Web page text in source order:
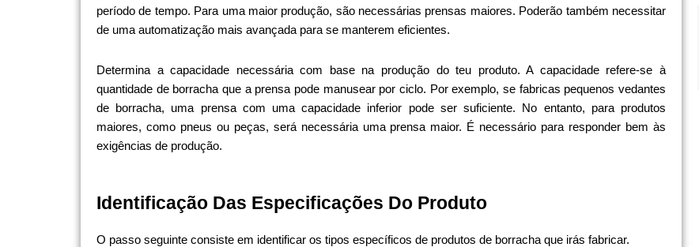
período de tempo. Para uma maior produção, são necessárias prensas maiores. Poderão também necessitar
de uma automatização mais avançada para se manterem eficientes.
Determina a capacidade necessária com base na produção do teu produto. A capacidade refere-se à
quantidade de borracha que a prensa pode manusear por ciclo. Por exemplo, se fabricas pequenos vedantes
de borracha, uma prensa com uma capacidade inferior pode ser suficiente. No entanto, para produtos
maiores, como pneus ou peças, será necessária uma prensa maior. É necessário para responder bem às
exigências de produção.
Identificação Das Especificações Do Produto
O passo seguinte consiste em identificar os tipos específicos de produtos de borracha que irás fabricar.